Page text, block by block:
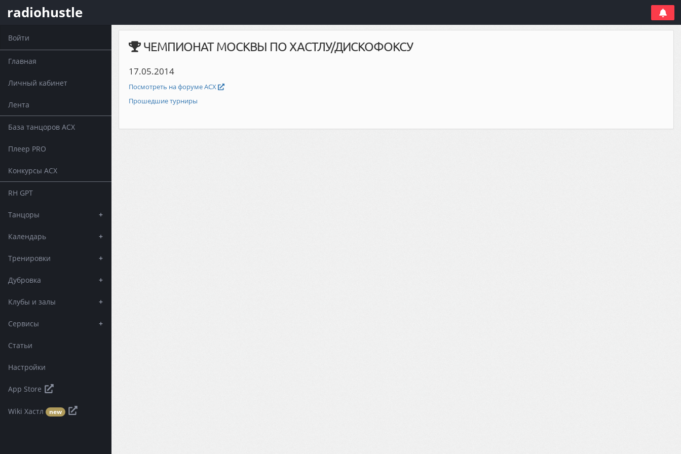
radiohustle
Войти
Главная
Личный кабинет
Лента
База танцоров АСХ
Плеер PRO
Конкурсы АСХ
RH GPT
Танцоры +
Календарь +
Тренировки +
Дубровка +
Клубы и залы +
Сервисы +
Статьи
Настройки
App Store
Wiki Хастл new
ЧЕМПИОНАТ МОСКВЫ ПО ХАСТЛУ/ДИСКОФОКСУ
17.05.2014
Посмотреть на форуме АСХ
Прошедшие турниры